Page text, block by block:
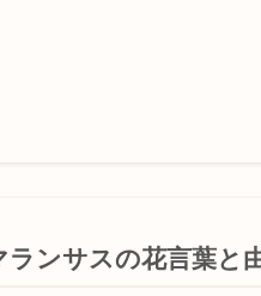
ランサスの花言葉と